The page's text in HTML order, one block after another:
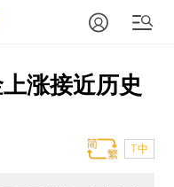
涨接近历史
T中